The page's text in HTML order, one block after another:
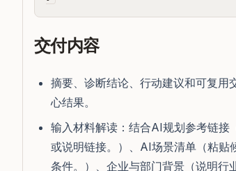
交付内容
摘要、诊断结论、行动建议和可复用
心结果。
输入材料解读：结合AI规划参考链接
或说明链接。）、AI场景清单（粘贴
条件。）、企业与部门背景（说明行